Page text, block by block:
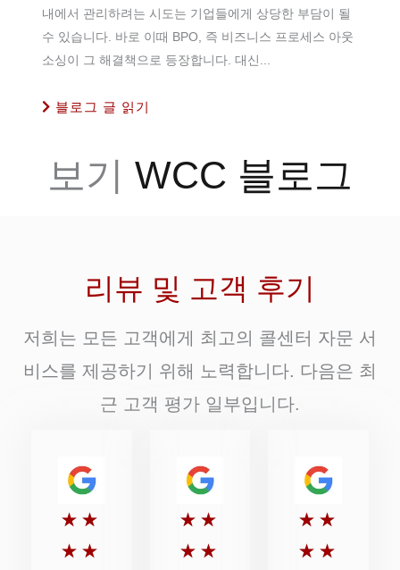
내에서 관리하려는 시도는 기업들에게 상당한 부담이 될
수 있습니다. 바로 이때 BPO, 즉 비즈니스 프로세스 아웃
소싱이 그 해결책으로 등장합니다. 대신...
블로그 글 읽기
보기 WCC 블로그
리뷰 및 고객 후기
저희는 모든 고객에게 최고의 콜센터 자문 서
비스를 제공하기 위해 노력합니다. 다음은 최
근 고객 평가 일부입니다.
★ ★
★ ★
5
점
★ ★
★ ★
5
점
★ ★
★ ★
5
점